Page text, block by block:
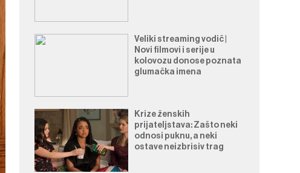
Veliki streaming vodič |
Novi filmovi i serije u
kolovozu donose poznata
glumačka imena
Krize ženskih
prijateljstava: Zašto neki
odnosi puknu, a neki
ostave neizbrisiv trag